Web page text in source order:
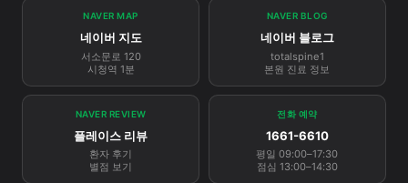
NAVER MAP
네이버 지도
서소문로 120
시청역 1분
NAVER BLOG
네이버 블로그
totalspine1
본원 진료 정보
NAVER REVIEW
플레이스 리뷰
환자 후기
별점 보기
전화 예약
1661-6610
평일 09:00–17:30
점심 13:00–14:30